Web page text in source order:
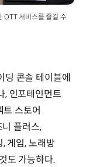
OTT 서비스를 즐길 수
콘솔 테이블에
, 인포테인먼트
스토어
니 플러스,
게임, 노래방
도 가능하다.